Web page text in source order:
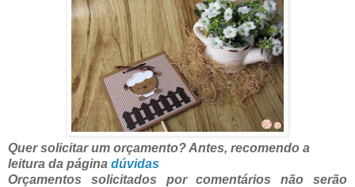
Quer solicitar um orçamento? Antes, recomendo a
leitura da página dúvidas
Orçamentos solicitados por comentários não serão